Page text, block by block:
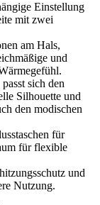
Einstellung
mit zwei
am Hals,
und
sich den
Silhouette und
den modischen
für
für flexible
und
Nutzung.